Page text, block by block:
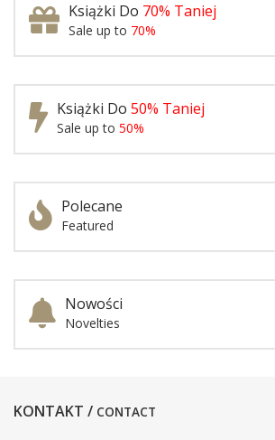
Książki Do 70% Taniej
Sale up to 70%
Książki Do 50% Taniej
Sale up to 50%
Polecane
Featured
Nowości
Novelties
KONTAKT / CONTACT